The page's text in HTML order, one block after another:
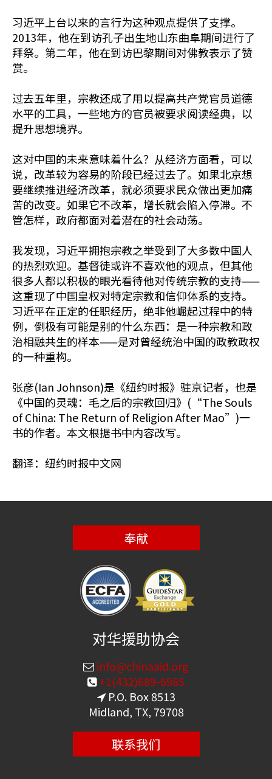
习近平上台以来的言行为这种观点提供了支撑。
2013年，他在到访孔子出生地山东曲阜期间进行了
拜祭。第二年，他在到访巴黎期间对佛教表示了赞
赏。
过去五年里，宗教还成了用以提高共产党官员道德
水平的工具，一些地方的官员被要求阅读经典，以
提升思想境界。
这对中国的未来意味着什么？从经济方面看，可以
说，改革较为容易的阶段已经过去了。如果北京想
要继续推进经济改革，就必须要求民众做出更加痛
苦的改变。如果它不改革，增长就会陷入停滞。不
管怎样，政府都面对着潜在的社会动荡。
我发现，习近平拥抱宗教之举受到了大多数中国人
的热烈欢迎。基督徒或许不喜欢他的观点，但其他
很多人都以积极的眼光看待他对传统宗教的支持——
这重现了中国皇权对特定宗教和信仰体系的支持。
习近平在正定的任职经历，绝非他崛起过程中的特
例，倒极有可能是别的什么东西：是一种宗教和政
治相融共生的样本——是对曾经统治中国的政教政权
的一种重构。
张彦(Ian Johnson)是《纽约时报》驻京记者，也是
《中国的灵魂：毛之后的宗教回归》(“The Souls
of China: The Return of Religion After Mao”)一
书的作者。本文根据书中内容改写。
翻译：纽约时报中文网
奉献
对华援助协会
info@chinaaid.org
+1(432)689-6985
P.O. Box 8513
Midland, TX, 79708
联系我们